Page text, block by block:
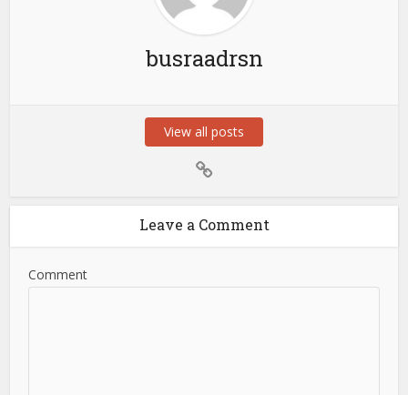
busraadrsn
View all posts
Leave a Comment
Comment